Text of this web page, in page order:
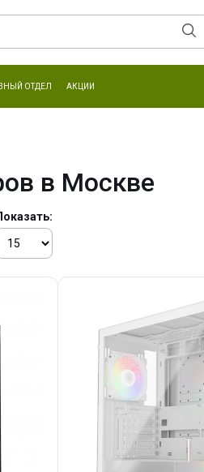
ОТДЕЛ АКЦИИ
в Москве